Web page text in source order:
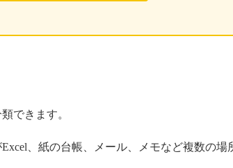
できます。
、紙の台帳、メール、メモなど複数の